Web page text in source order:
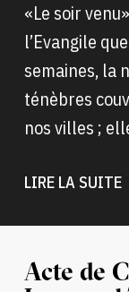
«Le soir
l’Evangile
semaines, la nuit semble tomber. D’épaisses
ténèbres
nos villes ; elles se sont
et d’un vide
nous
LIRE LA SUITE
Acte de